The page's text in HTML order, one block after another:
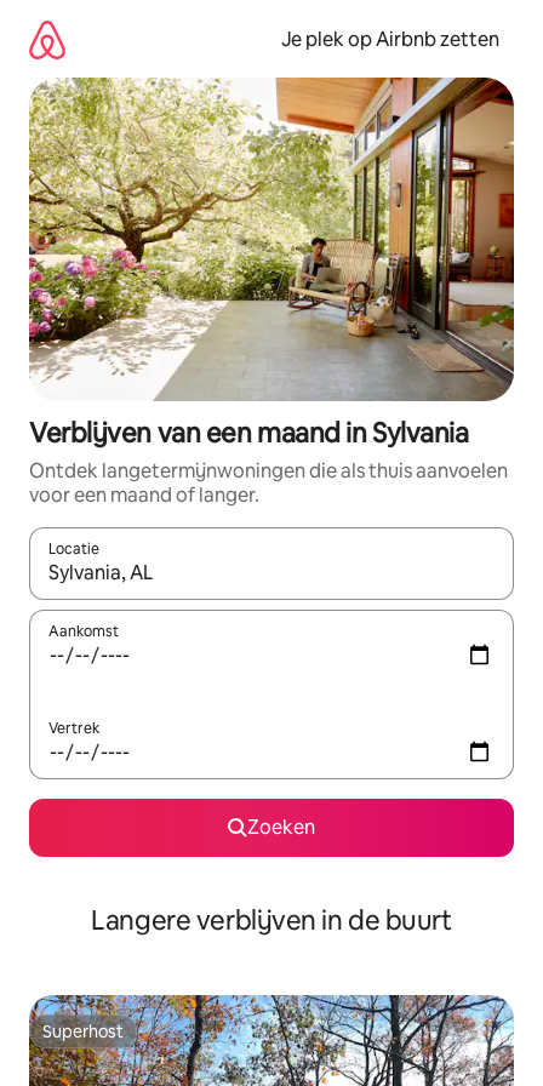
direct
naar
inhoud
Je plek op Airbnb zetten
Verblijven van een maand in Sylvania
Ontdek langetermijnwoningen die als thuis aanvoelen
voor een maand of langer.
Locatie
Wanneer er resultaten beschikbaar zijn, maak je een keuze
Aankomst
Vertrek
Zoeken
Langere verblijven in de buurt
Superhost
Superhost